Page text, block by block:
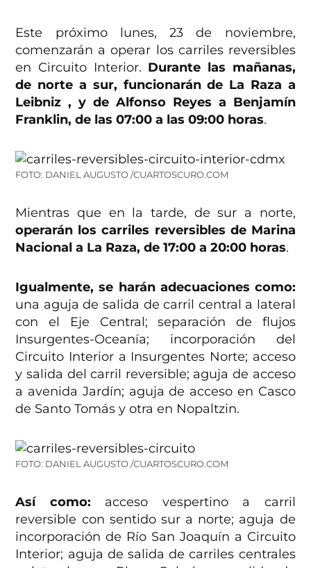
Este próximo lunes, 23 de noviembre,
comenzarán a operar los carriles reversibles
en Circuito Interior. Durante las mañanas,
de norte a sur, funcionarán de La Raza a
Leibniz , y de Alfonso Reyes a Benjamín
Franklin, de las 07:00 a las 09:00 horas.
FOTO: DANIEL AUGUSTO /CUARTOSCURO.COM
Mientras que en la tarde, de sur a norte,
operarán los carriles reversibles de Marina
Nacional a La Raza, de 17:00 a 20:00 horas.
Igualmente, se harán adecuaciones como:
una aguja de salida de carril central a lateral
con el Eje Central; separación de flujos
Insurgentes-Oceanía; incorporación del
Circuito Interior a Insurgentes Norte; acceso
y salida del carril reversible; aguja de acceso
a avenida Jardín; aguja de acceso en Casco
de Santo Tomás y otra en Nopaltzin.
FOTO: DANIEL AUGUSTO /CUARTOSCURO.COM
Así como: acceso vespertino a carril
reversible con sentido sur a norte; aguja de
incorporación de Río San Joaquín a Circuito
Interior; aguja de salida de carriles centrales